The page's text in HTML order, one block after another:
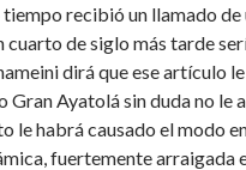
recibió un llamado de
de siglo más tarde
dirá que ese artículo
Gran Ayatolá sin duda no le
le habrá causado el modo
fuertemente arraigada